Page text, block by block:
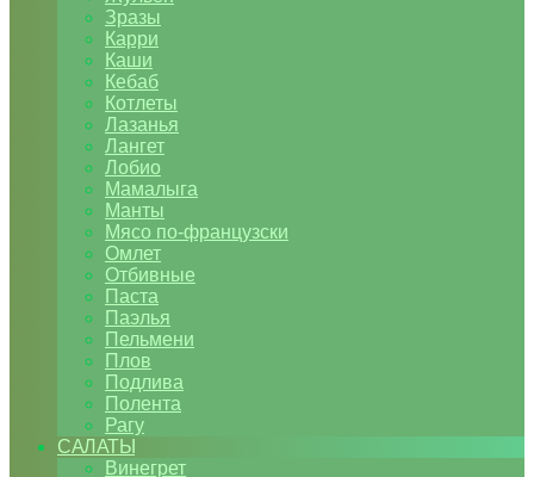
Зразы
Карри
Каши
Кебаб
Котлеты
Лазанья
Лангет
Лобио
Мамалыга
Манты
Мясо по-французски
Омлет
Отбивные
Паста
Паэлья
Пельмени
Плов
Подлива
Полента
Рагу
САЛАТЫ
Винегрет